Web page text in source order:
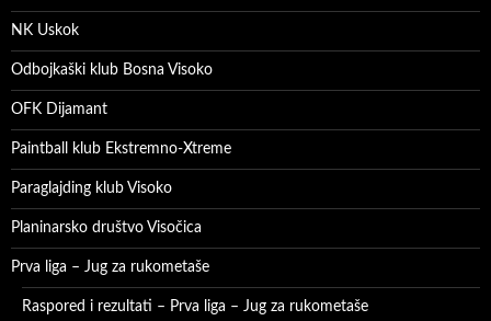
NK Uskok
Odbojkaški klub Bosna Visoko
OFK Dijamant
Paintball klub Ekstremno-Xtreme
Paraglajding klub Visoko
Planinarsko društvo Visočica
Prva liga – Jug za rukometaše
Raspored i rezultati – Prva liga – Jug za rukometaše